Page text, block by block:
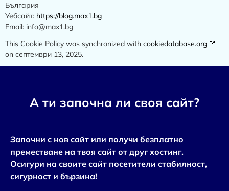
България
Уебсайт: https://blog.max1.bg
Email: info@max1.bg
This Cookie Policy was synchronized with cookiedatabase.org
on септември 13, 2025.
А ти започна ли своя сайт?
Започни с нов сайт или получи безплатно
преместване на твоя сайт от друг хостинг.
Осигури на своите сайт посетители стабилност,
сигурност и бързина!